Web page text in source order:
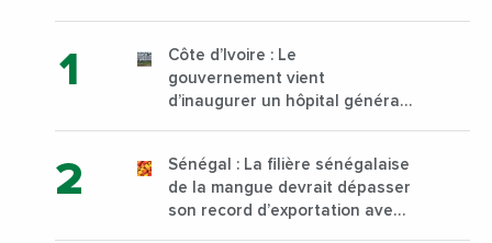
Côte d’Ivoire : Le
gouvernement vient
d’inaugurer un hôpital général
Sénégal : La filière sénégalaise
de la mangue devrait dépasser
son record d’exportation avec